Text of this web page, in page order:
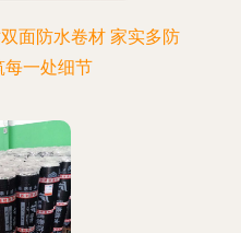
面防水卷材 家实多防
每一处细节